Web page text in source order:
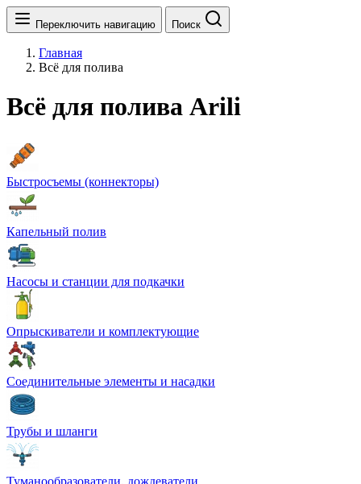
Переключить навигацию Поиск
Главная
Всё для полива
Всё для полива Arili
Быстросъемы (коннекторы)
Капельный полив
Насосы и станции для подкачки
Опрыскиватели и комплектующие
Соединительные элементы и насадки
Трубы и шланги
Туманообразователи, дождеватели